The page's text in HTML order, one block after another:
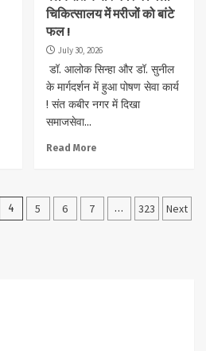
चिकित्सालय में मरीजों को बांटे
फल !
July 30, 2026
डॉ. आलोक सिन्हा और डॉ. सुनील
के मार्गदर्शन में हुआ पोषण सेवा कार्य
! संत कबीर नगर में दिखा
समाजसेवा...
Read More
4 5 6 7 … 323 Next